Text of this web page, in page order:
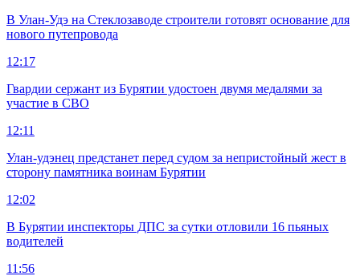
В Улан-Удэ на Стеклозаводе строители готовят основание для
нового путепровода
12:17
Гвардии сержант из Бурятии удостоен двумя медалями за
участие в СВО
12:11
Улан-удэнец предстанет перед судом за непристойный жест в
сторону памятника воинам Бурятии
12:02
В Бурятии инспекторы ДПС за сутки отловили 16 пьяных
водителей
11:56